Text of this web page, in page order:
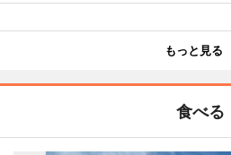
もっと見る
食べる